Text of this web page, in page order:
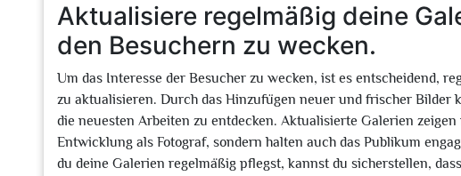
Aktualisiere regelmäßig deine
den Besuchern zu wecken.
Um das Interesse der Besucher zu wecken, ist es entscheidend,
zu aktualisieren. Durch das Hinzufügen neuer und frischer Bilder
die neuesten Arbeiten zu entdecken. Aktualisierte Galerien
Entwicklung als Fotograf, sondern halten auch das Publikum
du deine Galerien regelmäßig pflegst, kannst du sicherstellen,